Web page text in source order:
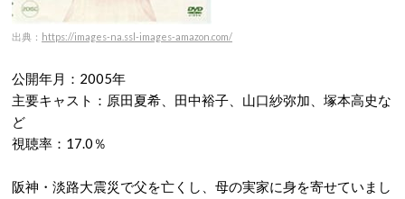
出典： https://images-na.ssl-images-amazon.com/
公開年月：2005年
主要キャスト：原田夏希、田中裕子、山口紗弥加、塚本高史な
ど
視聴率：17.0％
阪神・淡路大震災で父を亡くし、母の実家に身を寄せていまし